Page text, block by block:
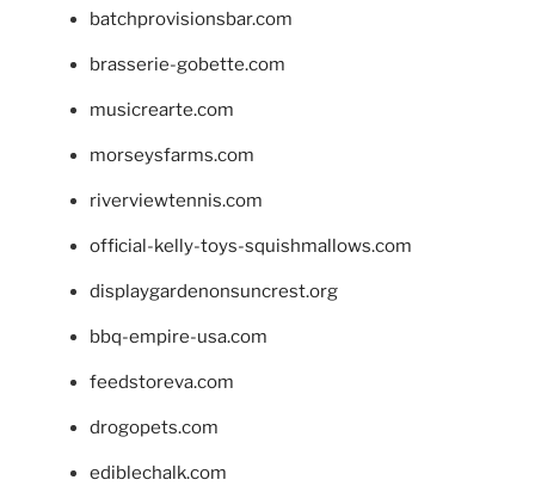
batchprovisionsbar.com
brasserie-gobette.com
musicrearte.com
morseysfarms.com
riverviewtennis.com
official-kelly-toys-squishmallows.com
displaygardenonsuncrest.org
bbq-empire-usa.com
feedstoreva.com
drogopets.com
ediblechalk.com